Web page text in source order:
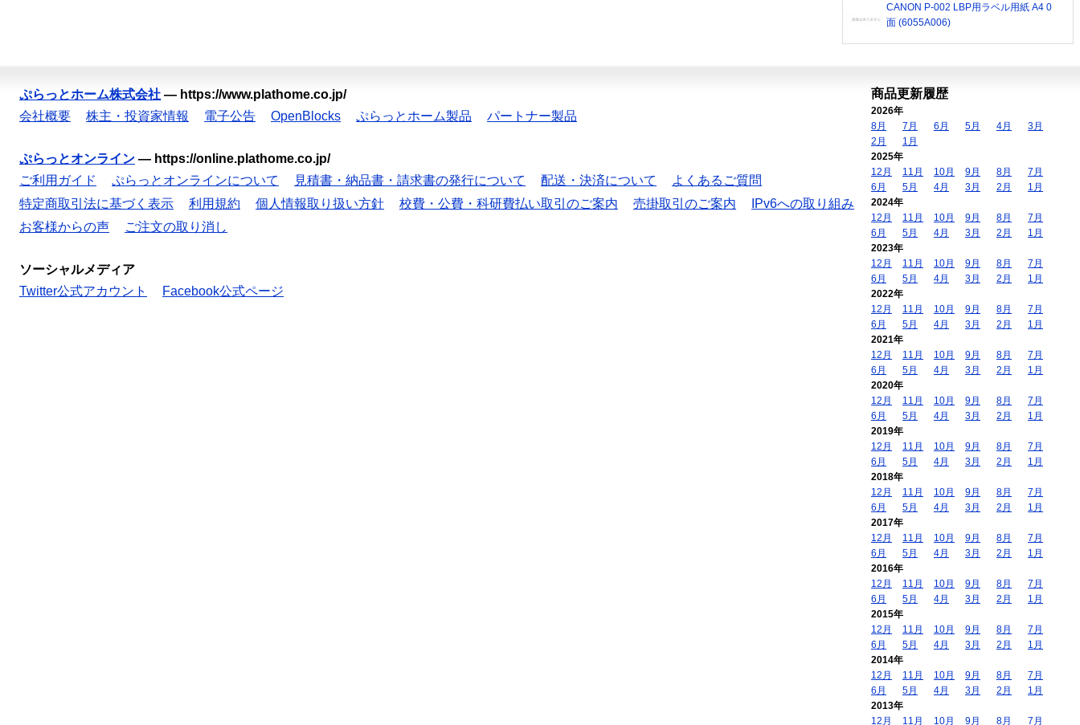
CANON P-002 LBP用ラベル用紙 A4 0
面 (6055A006)
ぷらっとホーム株式会社 — https://www.plathome.co.jp/
会社概要
株主・投資家情報 電子公告 OpenBlocks ぷらっとホーム製品 パートナー製品
ぷらっとオンライン — https://online.plathome.co.jp/
ご利用ガイド
ぷらっとオンラインについて 見積書・納品書・請求書の発行について 配送・決済について
よくあるご質問
特定商取引法に基づく表示
利用規約 個人情報取り扱い方針 校費・公費・科研費払い取引のご案内 売掛取引のご案内
IPv6への取り組み
お客様からの声
ご注文の取り消し
ソーシャルメディア
Twitter公式アカウント
Facebook公式ページ
商品更新履歴
2026年
8月
7月 6月 5月 4月
3月
2月
1月
2025年
12月
11月 10月 9月 8月
7月
6月
5月 4月 3月 2月
1月
2024年
12月
11月 10月 9月 8月
7月
6月
5月 4月 3月 2月
1月
2023年
12月
11月 10月 9月 8月
7月
6月
5月 4月 3月 2月
1月
2022年
12月
11月 10月 9月 8月
7月
6月
5月 4月 3月 2月
1月
2021年
12月
11月 10月 9月 8月
7月
6月
5月 4月 3月 2月
1月
2020年
12月
11月 10月 9月 8月
7月
6月
5月 4月 3月 2月
1月
2019年
12月
11月 10月 9月 8月
7月
6月
5月 4月 3月 2月
1月
2018年
12月
11月 10月 9月 8月
7月
6月
5月 4月 3月 2月
1月
2017年
12月
11月 10月 9月 8月
7月
6月
5月 4月 3月 2月
1月
2016年
12月
11月 10月 9月 8月
7月
6月
5月 4月 3月 2月
1月
2015年
12月
11月 10月 9月 8月
7月
6月
5月 4月 3月 2月
1月
2014年
12月
11月 10月 9月 8月
7月
6月
5月 4月 3月 2月
1月
2013年
12月
11月 10月 9月 8月 7月